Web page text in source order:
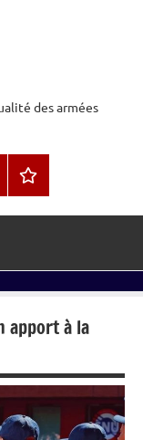
des armées
Threads
apport à la